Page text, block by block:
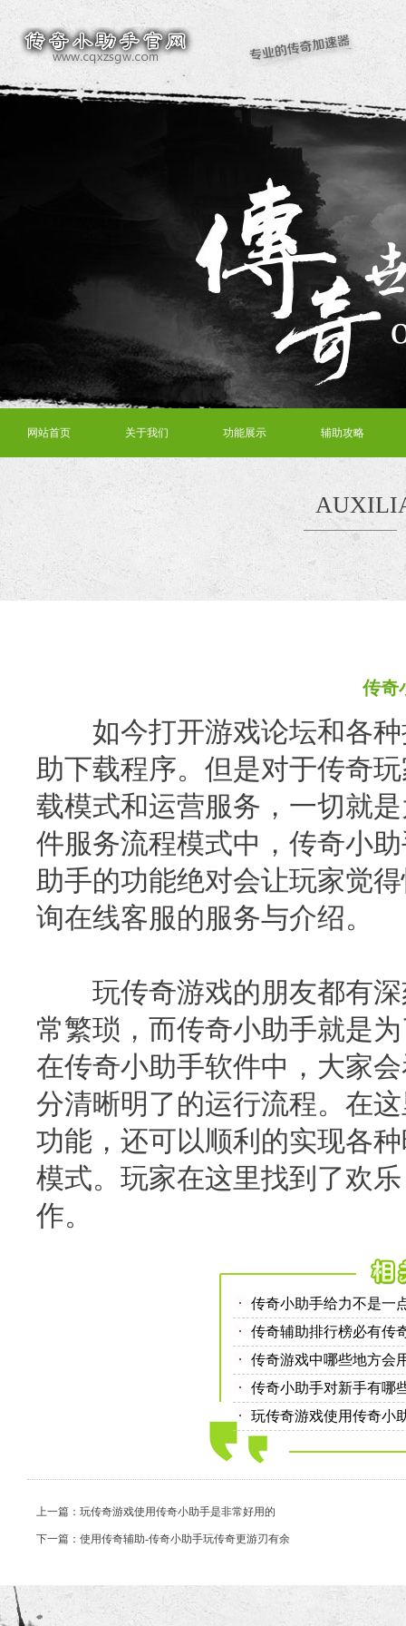
网站首页 关于我们 功能展示 辅助攻略
传奇
如今打开游戏论坛和各种
助下载程序。但是对于传奇
载模式和运营服务，一切就
件服务流程模式中， 传奇小
助手的功能绝对会让玩家觉
询在线客服的服务与介绍。
玩传奇游戏的朋友都有深
常繁琐，而传奇小助手就是
在传奇小助手软件中，大家
分清晰明了的运行流程。在
功能，还可以顺利的实现各
模式。玩家在这里找到了欢
作。
传奇小助手给力不是一
传奇辅助排行榜必有传
传奇游戏中哪些地方会
传奇小助手对新手有哪
玩传奇游戏使用传奇小
上一篇：玩传奇游戏使用传奇小助手是非常好用的
下一篇：使用传奇辅助-传奇小助手玩传奇更游刃有余